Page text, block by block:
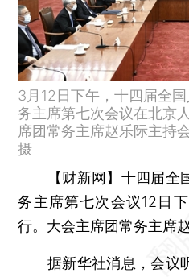
3月12日下午，十四届全
务主席第七次会议在北京
席团常务主席赵乐际主持
摄
【财新网】 十四届全
务主席第七次会议12日
行。大会主席团常务主席
据新华社消息，会议